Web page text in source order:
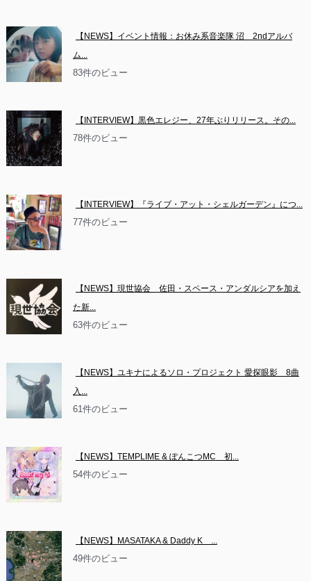
【NEWS】イベント情報：お休み系音楽隊 沼　2ndアルバ
ム...
83件のビュー
【INTERVIEW】黒色エレジー、27年ぶりリリース。その...
78件のビュー
【INTERVIEW】『ライブ・アット・シェルガーデン』につ...
77件のビュー
【NEWS】現世協会　佐田・スペース・アンダルシアを加え
た新...
63件のビュー
【NEWS】ユキナによるソロ・プロジェクト 愛探眼影　8曲
入...
61件のビュー
【NEWS】TEMPLIME & ぽんこつMC　初...
54件のビュー
【NEWS】MASATAKA & Daddy K　...
49件のビュー